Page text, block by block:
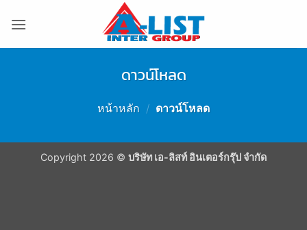
ดาวน์โหลด
หน้าหลัก / ดาวน์โหลด
Copyright 2026 © บริษัท เอ-ลิสท์ อินเตอร์กรุ๊ป จำกัด